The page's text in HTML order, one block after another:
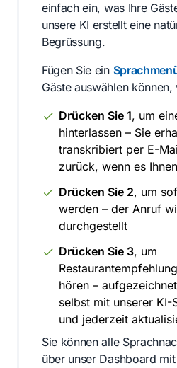
einfach ein, was Ihre
unsere KI erstellt eine
Begrüssung.
Fügen Sie ein
Gäste auswählen
Drücken Sie 1, um
hinterlassen – Sie
transkribiert per E-
zurück, wenn es
Drücken Sie 2, um
werden – der Anruf
durchgestellt
Drücken Sie 3, um
hören –
selbst mit unserer KI-
und jederzeit
Sie können alle
über unser Dashboard